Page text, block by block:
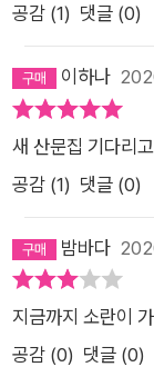
아진 비누를, 박연
내고 싶다.
공감 (1) 댓글 (0)
이하나
새 산문집 기다리
공감 (1) 댓글 (0)
밤바다
지금까지 소란이
공감 (0) 댓글 (0)